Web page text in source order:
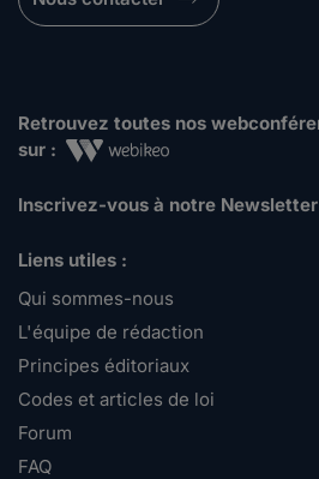
Retrouvez toutes nos
sur :
Inscrivez-vous à notre Newsletter
Liens utiles :
Qui sommes-nous
L'équipe de rédaction
Principes éditoriaux
Codes et articles de loi
Forum
FAQ